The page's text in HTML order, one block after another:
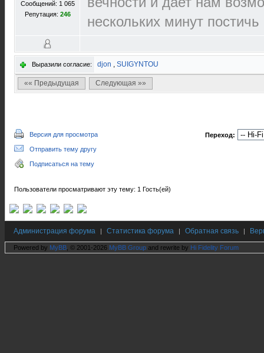
Сообщений: 1 065
Репутация: 246
нескольких минут
Выразили согласие: djon , SUIGYNTOU
«« Предыдущая Следующая »»
Версия для просмотра
Отправить тему другу
Подписаться на тему
Переход:
Пользователи просматривают эту тему: 1 Гость(ей)
Администрация форума | Статистика форума | Обратная связь |
Powered by MyBB , © 2001-2026 MyBB Group and rewrite by Hi Fidelity Forum